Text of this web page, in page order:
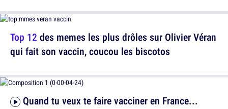
Top 12 des memes les plus drôles sur Olivier Véran
qui fait son vaccin, coucou les biscotos
Quand tu veux te faire vacciner en France...